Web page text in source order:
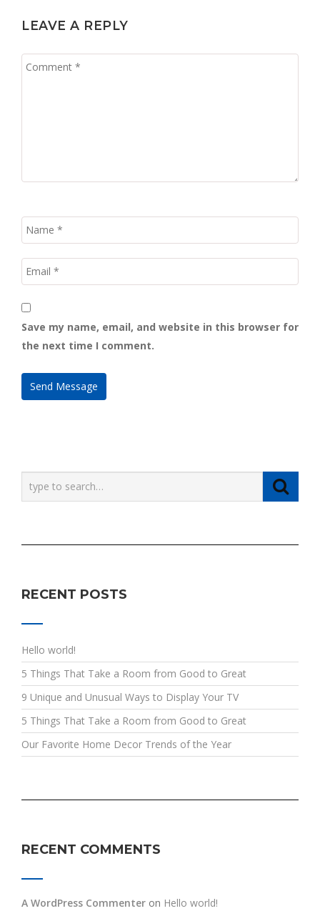
LEAVE A REPLY
Save my name, email, and website in this browser for
the next time I comment.
RECENT POSTS
Hello world!
5 Things That Take a Room from Good to Great
9 Unique and Unusual Ways to Display Your TV
5 Things That Take a Room from Good to Great
Our Favorite Home Decor Trends of the Year
RECENT COMMENTS
A WordPress Commenter on Hello world!